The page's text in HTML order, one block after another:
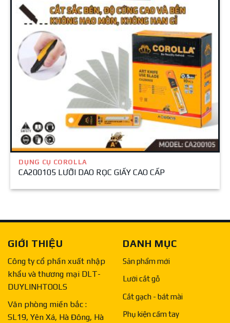
DỤNG CỤ COROLLA
CA200105 LƯỠI DAO RỌC GIẤY CAO CẤP
GIỚI THIỆU
Công ty cổ phần xuất nhập
khẩu và thương mại DLT-
DUYLINHTOOLS
Văn phòng miền bắc :
SL19, Yên Xá, Hà Đông, Hà
DANH MỤC
Sản phẩm mới
Lưỡi cắt gỗ
Cắt gạch - bát mài
Phụ kiện cầm tay